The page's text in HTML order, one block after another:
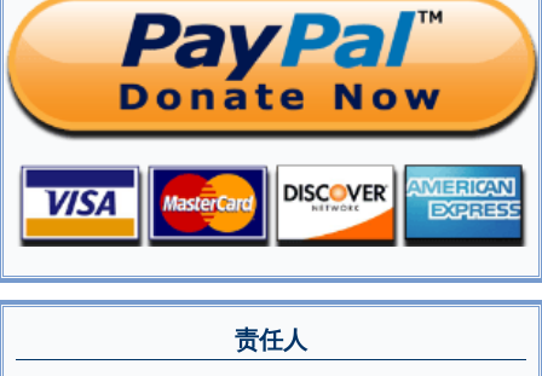
责任人